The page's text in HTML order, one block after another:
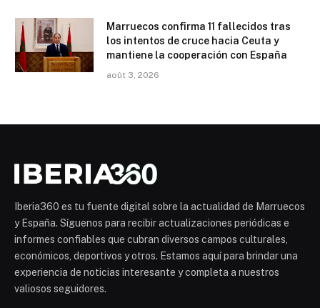
Marruecos confirma 11 fallecidos tras
los intentos de cruce hacia Ceuta y
mantiene la cooperación con España
août 3, 2026
Iberia360 es tu fuente digital sobre la actualidad de Marruecos
y España. Síguenos para recibir actualizaciones periódicas e
informes confiables que cubran diversos campos culturales,
económicos, deportivos y otros. Estamos aquí para brindar una
experiencia de noticias interesante y completa a nuestros
valiosos seguidores.